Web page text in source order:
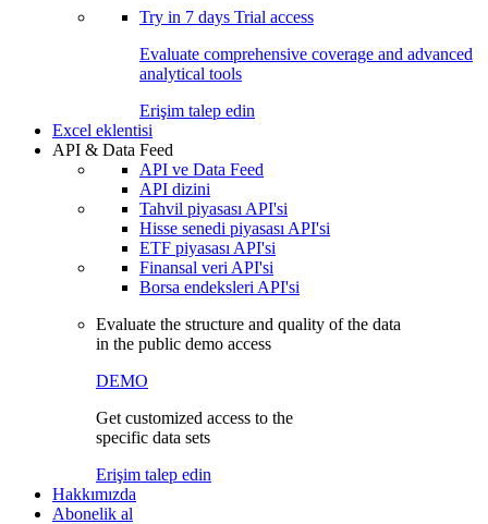
Try in 7 days Trial access
Evaluate comprehensive coverage and advanced
analytical tools
Erişim talep edin
Excel eklentisi
API & Data Feed
API ve Data Feed
API dizini
Tahvil piyasası API'si
Hisse senedi piyasası API'si
ETF piyasası API'si
Finansal veri API'si
Borsa endeksleri API'si
Evaluate the structure and quality of the data
in the public demo access
DEMO
Get customized access to the
specific data sets
Erişim talep edin
Hakkımızda
Abonelik al